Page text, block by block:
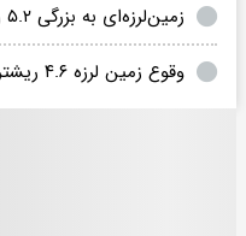
زمین‌لرزه‌ای به بزرگی ۵.۲ ریشتر ترکیه را لرزاند
وقوع زمین لرزه ۴.۶ ریشتری در قشم